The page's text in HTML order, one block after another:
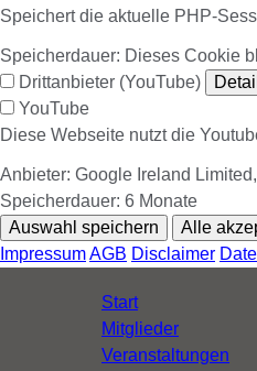
Speichert die aktuelle PHP-
Speicherdauer: Dieses Cookie
Drittanbieter (YouTube)
YouTube
Diese Webseite nutzt die
Anbieter: Google Ireland
Speicherdauer: 6 Monate
Auswahl speichern
Alle
ImpressumAGB Disclaimer
Navigation
überspringen
Start
Mitglieder
Veranstaltungen